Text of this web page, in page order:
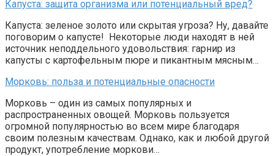
Капуста: защита организма или потенциальный вред?
Капуста: зеленое золото или скрытая угроза? Ну, давайте
поговорим о капусте! Некоторые люди находят в ней
источник неподдельного удовольствия: гарнир из
капусты с картофельным пюре и пикантным мясным…
Морковь: польза и потенциальные опасности
Морковь – один из самых популярных и
распространенных овощей. Морковь пользуется
огромной популярностью во всем мире благодаря
своим полезным качествам. Однако, как и любой другой
продукт, употребление моркови…